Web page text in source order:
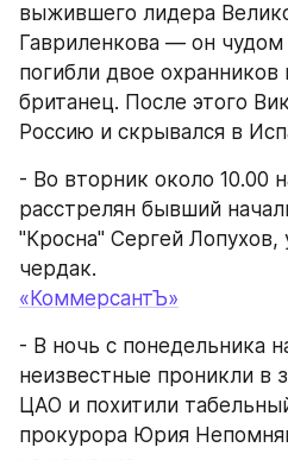
выжившего лидера
Гавриленкова — он
погибли двое охранников
британец. После этого
Россию и скрывался в
- Во вторник около 10.00
расстрелян бывший
"Кросна" Сергей Лопухов,
чердак.
«КоммерсантЪ»
- В ночь с понедельника
неизвестные проникли в
ЦАО и похитили
прокурора Юрия